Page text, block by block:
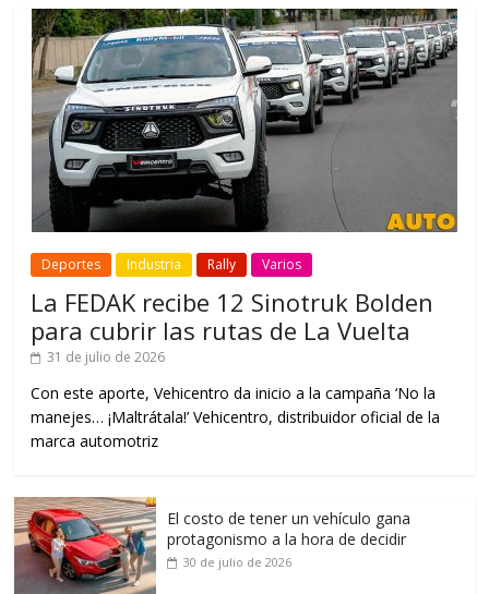
Deportes Industria Rally Varios
La FEDAK recibe 12 Sinotruk Bolden
para cubrir las rutas de La Vuelta
31 de julio de 2026
Con este aporte, Vehicentro da inicio a la campaña ‘No la
manejes… ¡Maltrátala!’ Vehicentro, distribuidor oficial de la
marca automotriz
El costo de tener un vehículo gana
protagonismo a la hora de decidir
30 de julio de 2026